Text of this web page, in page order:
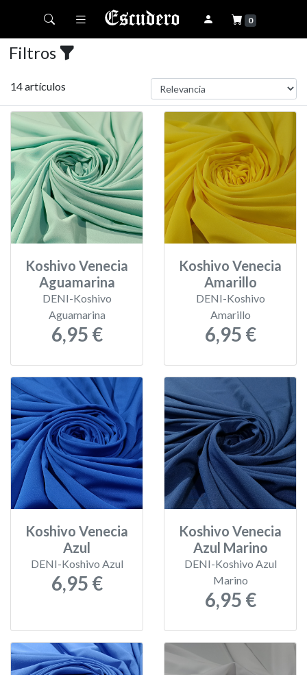
Toggle navigation 0
Filtros
14 artículos
Koshivo Venecia
Aguamarina
DENI-Koshivo
Aguamarina
6,95 €
Koshivo Venecia
Amarillo
DENI-Koshivo
Amarillo
6,95 €
Koshivo Venecia
Azul
DENI-Koshivo Azul
6,95 €
Koshivo Venecia
Azul Marino
DENI-Koshivo Azul
Marino
6,95 €